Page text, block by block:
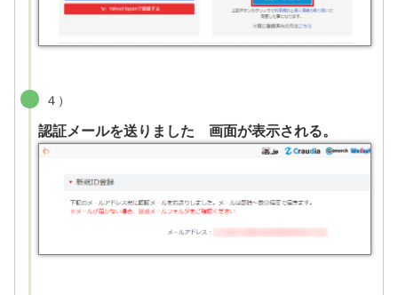
４）
認証メールを送りました 画面が表示される。